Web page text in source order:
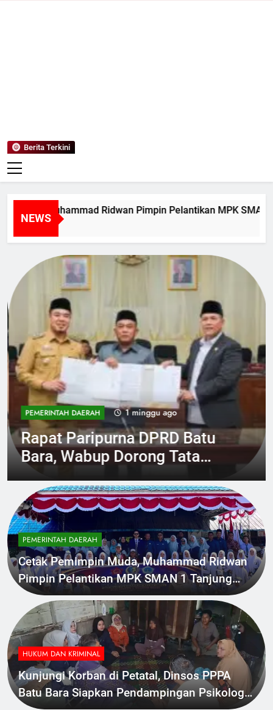
Berita Terkini
NEWS
Ridwan Pimpin Pelantikan MPK SMAN 1 Tanjung
PEMERINTAH DAERAH 1 minggu ago
Rapat Paripurna DPRD Batu
Bara, Wabup Dorong Tata
Kelola Keuangan Daerah yang
Transparan dan Akuntabel
PEMERINTAH DAERAH
Cetak Pemimpin Muda, Muhammad Ridwan
Pimpin Pelantikan MPK SMAN 1 Tanjung
Tiram
HUKUM DAN KRIMINAL
Kunjungi Korban di Petatal, Dinsos PPPA
Batu Bara Siapkan Pendampingan Psikologis